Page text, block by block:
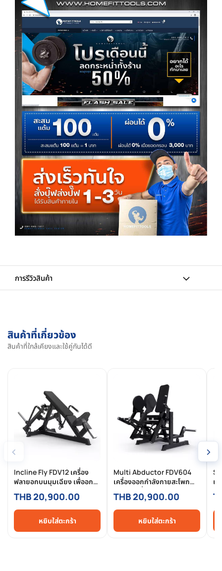
การรีวิวสินค้า
สินค้าที่เกี่ยวข้อง
สินค้าที่ใกล้เคียงและใช้คู่กันได้ดี
‹
Incline Fly FDV12 เครื่อง
ฟลายอกบนมุมเฉียง เพื่ออก
บนชัด เต็ม มิติและสวยงาม
THB 20,900.00
หยิบใส่ตะกร้า
Multi Abductor FDV604
เครื่องออกกำลังกายสะโพก
ด้านข้างเพื่อก้นเฟิร์ม สร้าง
กล้ามเนื้ออย่างมีประสิทธิภาพ
THB 20,900.00
หยิบใส่ตะกร้า
เ
›